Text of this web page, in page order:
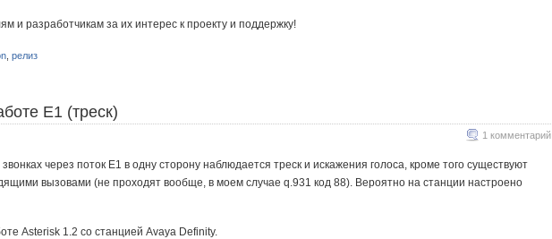
и разработчикам за их интерес к проекту и поддержку!
релиз
E1 (треск)
1 комментарий
через поток E1 в одну сторону наблюдается треск и искажения голоса, кроме того существуют
вызовами (не проходят вообще, в моем случае q.931 код 88). Вероятно на станции настроено
Asterisk 1.2 со станцией Avaya Definity.